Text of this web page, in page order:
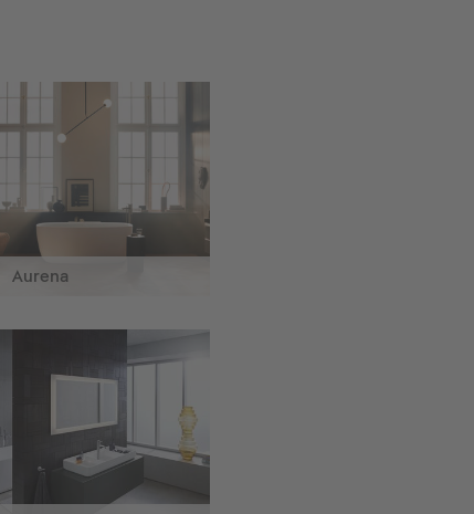
Aurena